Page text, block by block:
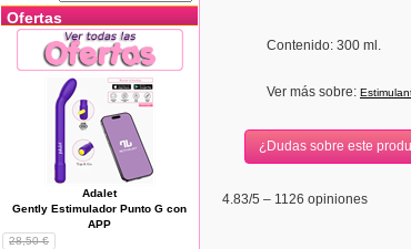
Ofertas
Adalet
Gently Estimulador Punto G con
APP
28,50 €
Contenido: 300 ml.
Ver más sobre:
¿Dudas sobre este
4.83/5 – 1126 opiniones